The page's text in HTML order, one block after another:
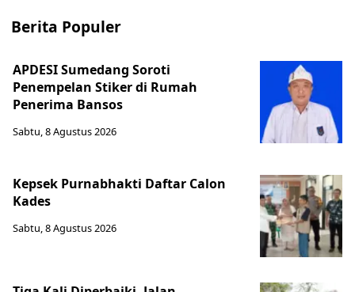
Berita Populer
APDESI Sumedang Soroti
Penempelan Stiker di Rumah
Penerima Bansos
Sabtu, 8 Agustus 2026
Kepsek Purnabhakti Daftar Calon
Kades
Sabtu, 8 Agustus 2026